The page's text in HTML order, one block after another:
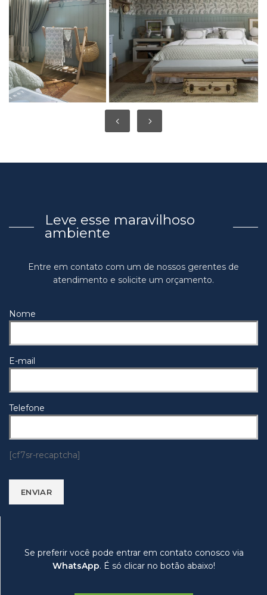
Leve esse maravilhoso
ambiente
Entre em contato com um de nossos gerentes de
atendimento e solicite um orçamento.
Nome
E-mail
Telefone
[cf7sr-recaptcha]
Se preferir você pode entrar em contato conosco via
WhatsApp. É só clicar no botão abaixo!